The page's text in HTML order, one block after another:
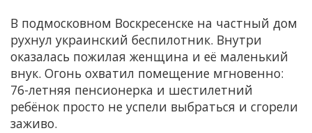
В подмосковном Воскресенске на частный дом
рухнул украинский беспилотник. Внутри
оказалась пожилая женщина и её маленький
внук. Огонь охватил помещение мгновенно:
76-летняя пенсионерка и шестилетний
ребёнок просто не успели выбраться и сгорели
заживо.